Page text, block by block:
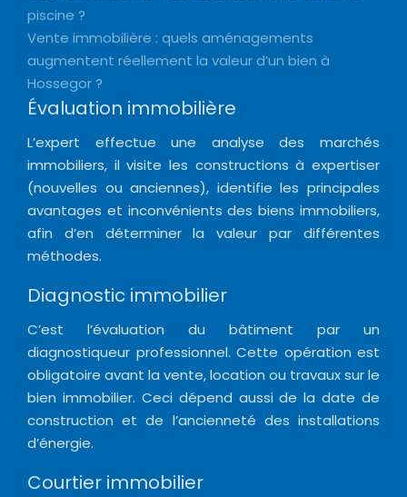
piscine ?
Vente immobilière : quels aménagements
augmentent réellement la valeur d’un bien à
Hossegor ?
Évaluation immobilière
L’expert effectue une analyse des marchés
immobiliers, il visite les constructions à expertiser
(nouvelles ou anciennes), identifie les principales
avantages et inconvénients des biens immobiliers,
afin d’en déterminer la valeur par différentes
méthodes.
Diagnostic immobilier
C’est l’évaluation du bâtiment par un
diagnostiqueur professionnel. Cette opération est
obligatoire avant la vente, location ou travaux sur le
bien immobilier. Ceci dépend aussi de la date de
construction et de l’ancienneté des installations
d’énergie.
Courtier immobilier